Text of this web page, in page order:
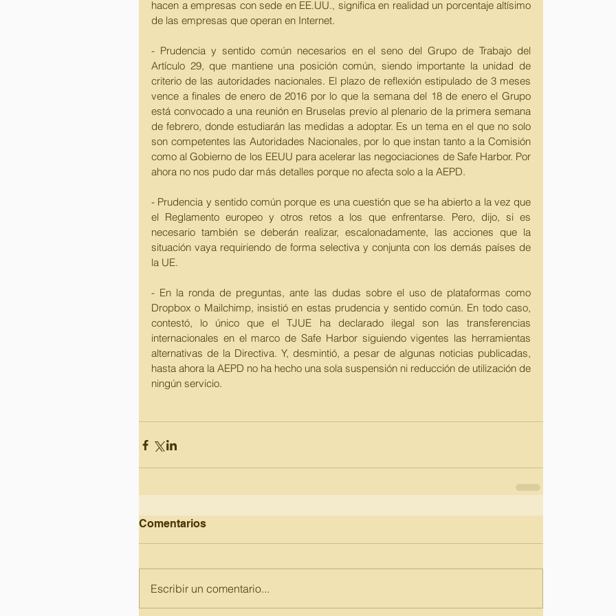
hacen a empresas con sede en EE.UU., significa en realidad un porcentaje altísimo
de las empresas que operan en Internet.
- Prudencia y sentido común necesarios en el seno del Grupo de Trabajo del
Artículo 29, que mantiene una posición común, siendo importante la unidad de
criterio de las autoridades nacionales. El plazo de reflexión estipulado de 3 meses
vence a finales de enero de 2016 por lo que la semana del 18 de enero el Grupo
está convocado a una reunión en Bruselas previo al plenario de la primera semana
de febrero, donde estudiarán las medidas a adoptar. Es un tema en el que no solo
son competentes las Autoridades Nacionales, por lo que instan tanto a la Comisión
como al Gobierno de los EEUU para acelerar las negociaciones de Safe Harbor. Por
ahora no nos pudo dar más detalles porque no afecta solo a la AEPD.
- Prudencia y sentido común porque es una cuestión que se ha abierto a la vez que
el Reglamento europeo y otros retos a los que enfrentarse. Pero, dijo, si es
necesario también se deberán realizar, escalonadamente, las acciones que la
situación vaya requiriendo de forma selectiva y conjunta con los demás países de
la UE.
- En la ronda de preguntas, ante las dudas sobre el uso de plataformas como
Dropbox o Mailchimp, insistió en estas prudencia y sentido común. En todo caso,
contestó, lo único que el TJUE ha declarado ilegal son las transferencias
internacionales en el marco de Safe Harbor siguiendo vigentes las herramientas
alternativas de la Directiva. Y, desmintió, a pesar de algunas noticias publicadas,
hasta ahora la AEPD no ha hecho una sola suspensión ni reducción de utilización de
ningún servicio.
Comentarios
Escribir un comentario...